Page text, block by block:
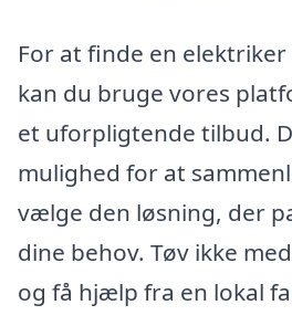
For at finde en
kan du bruge vores
et uforpligtende tilbud.
mulighed for at
vælge den løsning, der
dine behov. Tøv ikke
og få hjælp fra en lokal